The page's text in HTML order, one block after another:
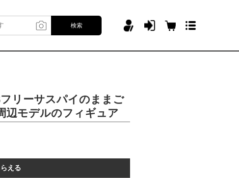
検索
リーサスパイのままご
辺モデルのフィギュア
える